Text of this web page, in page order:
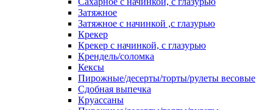
Затяжное
Затяжное с начинкой ,с глазурью
Крекер
Крекер с начинкой, с глазурью
Крендель/соломка
Кексы
Пирожные/десерты/торты/рулеты весовые
Сдобная выпечка
Круассаны